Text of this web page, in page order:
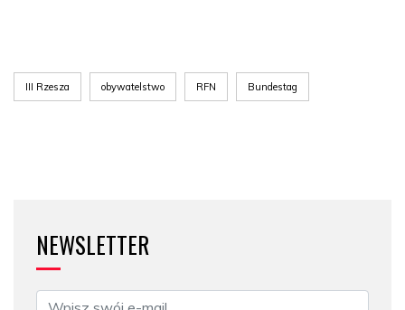
III Rzesza obywatelstwo RFN Bundestag
NEWSLETTER